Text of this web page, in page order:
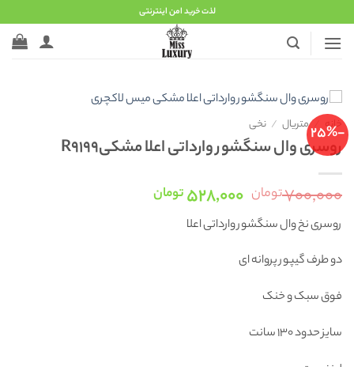
to
content
لذت خرید امن اینترنتی
-25%خانه / متریال / نخی
روسری وال سنگشور وارداتی اعلا مشکیR9199
۷۰۰,۰۰۰تومان قیمت
اصلی:
۷۰۰,۰۰۰ تومان
بود.
۵۲۸,۰۰۰تومانقیمت
روسری نخ وال سنگشور وارداتی اعلا
دو طرف گیپور پروانه ای
فوق سبک و خنک
سایز حدود 130 سانت